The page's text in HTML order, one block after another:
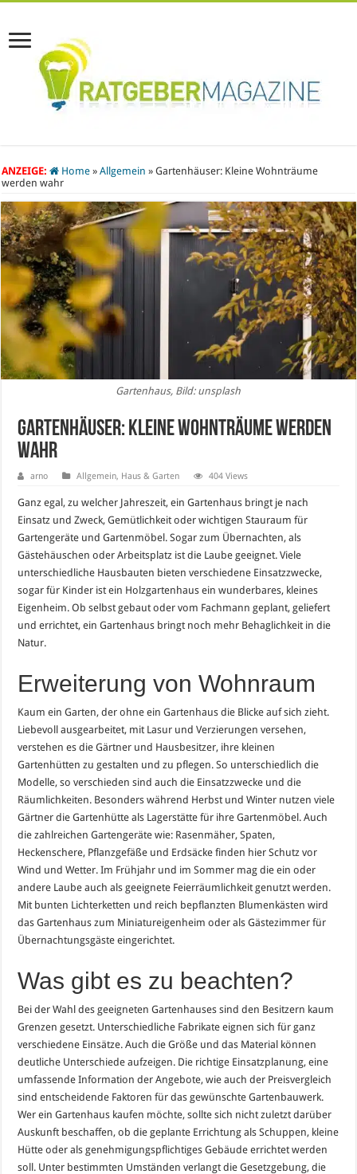
ANZEIGE: Home » Allgemein » Gartenhäuser: Kleine Wohnträume
werden wahr
Gartenhaus, Bild: unsplash
Gartenhäuser: Kleine Wohnträume werden
wahr
arno Allgemein, Haus & Garten 404 Views
Ganz egal, zu welcher Jahreszeit, ein Gartenhaus bringt je nach
Einsatz und Zweck, Gemütlichkeit oder wichtigen Stauraum für
Gartengeräte und Gartenmöbel. Sogar zum Übernachten, als
Gästehäuschen oder Arbeitsplatz ist die Laube geeignet. Viele
unterschiedliche Hausbauten bieten verschiedene Einsatzzwecke,
sogar für Kinder ist ein Holzgartenhaus ein wunderbares, kleines
Eigenheim. Ob selbst gebaut oder vom Fachmann geplant, geliefert
und errichtet, ein Gartenhaus bringt noch mehr Behaglichkeit in die
Natur.
Erweiterung von Wohnraum
Kaum ein Garten, der ohne ein Gartenhaus die Blicke auf sich zieht.
Liebevoll ausgearbeitet, mit Lasur und Verzierungen versehen,
verstehen es die Gärtner und Hausbesitzer, ihre kleinen
Gartenhütten zu gestalten und zu pflegen. So unterschiedlich die
Modelle, so verschieden sind auch die Einsatzzwecke und die
Räumlichkeiten. Besonders während Herbst und Winter nutzen viele
Gärtner die Gartenhütte als Lagerstätte für ihre Gartenmöbel. Auch
die zahlreichen Gartengeräte wie: Rasenmäher, Spaten,
Heckenschere, Pflanzgefäße und Erdsäcke finden hier Schutz vor
Wind und Wetter. Im Frühjahr und im Sommer mag die ein oder
andere Laube auch als geeignete Feierräumlichkeit genutzt werden.
Mit bunten Lichterketten und reich bepflanzten Blumenkästen wird
das Gartenhaus zum Miniatureigenheim oder als Gästezimmer für
Übernachtungsgäste eingerichtet.
Was gibt es zu beachten?
Bei der Wahl des geeigneten Gartenhauses sind den Besitzern kaum
Grenzen gesetzt. Unterschiedliche Fabrikate eignen sich für ganz
verschiedene Einsätze. Auch die Größe und das Material können
deutliche Unterschiede aufzeigen. Die richtige Einsatzplanung, eine
umfassende Information der Angebote, wie auch der Preisvergleich
sind entscheidende Faktoren für das gewünschte Gartenbauwerk.
Wer ein Gartenhaus kaufen möchte, sollte sich nicht zuletzt darüber
Auskunft beschaffen, ob die geplante Errichtung als Schuppen, kleine
Hütte oder als genehmigungspflichtiges Gebäude errichtet werden
soll. Unter bestimmten Umständen verlangt die Gesetzgebung, die